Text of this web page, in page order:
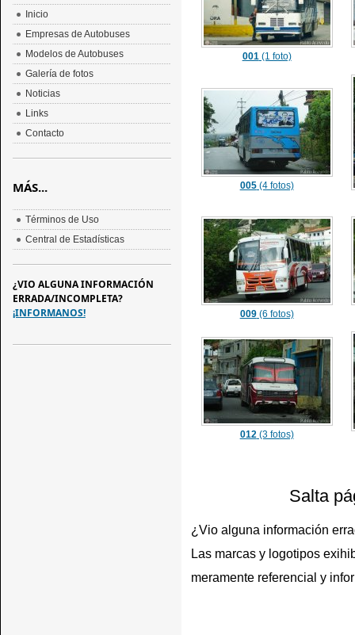
001(1 foto)
005(4 fotos)
009(6 fotos)
012(3 fotos)
Salta
¿Vio alguna información
Las marcas y logotipos
meramente referencial y
Inicio
Empresas de Autobuses
Modelos de Autobuses
Galería de fotos
Noticias
Links
Contacto
MÁS...
Términos de Uso
Central de Estadísticas
¿VIO ALGUNA INFORMACIÓN
ERRADA/INCOMPLETA?
¡INFORMANOS!